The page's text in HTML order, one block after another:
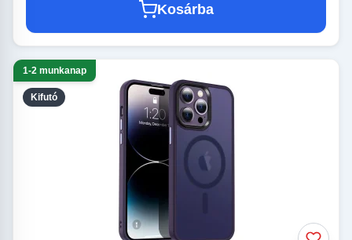
Kosárba
Kifutó
1-2 munkanap